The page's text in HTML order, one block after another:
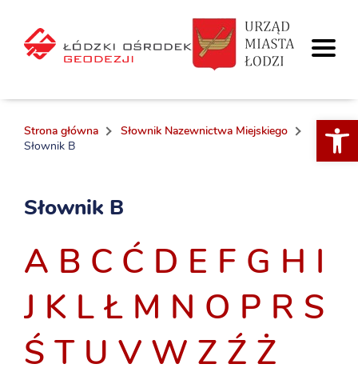
Strona główna
Słownik Nazewnictwa Miejskiego
Słownik B
Słownik B
A B C Ć D E F G H I
J K L Ł M N O P R S
Ś T U V W Z Ź Ż